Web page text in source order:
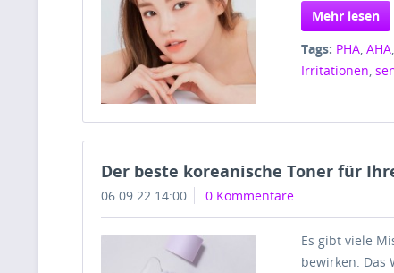
Mehr lesen
Tags: PHA,AHA,
Irritationen,
Der beste koreanische Toner für
06.09.22 14:00 0 Kommentare
Es gibt viele
bewirken. Das